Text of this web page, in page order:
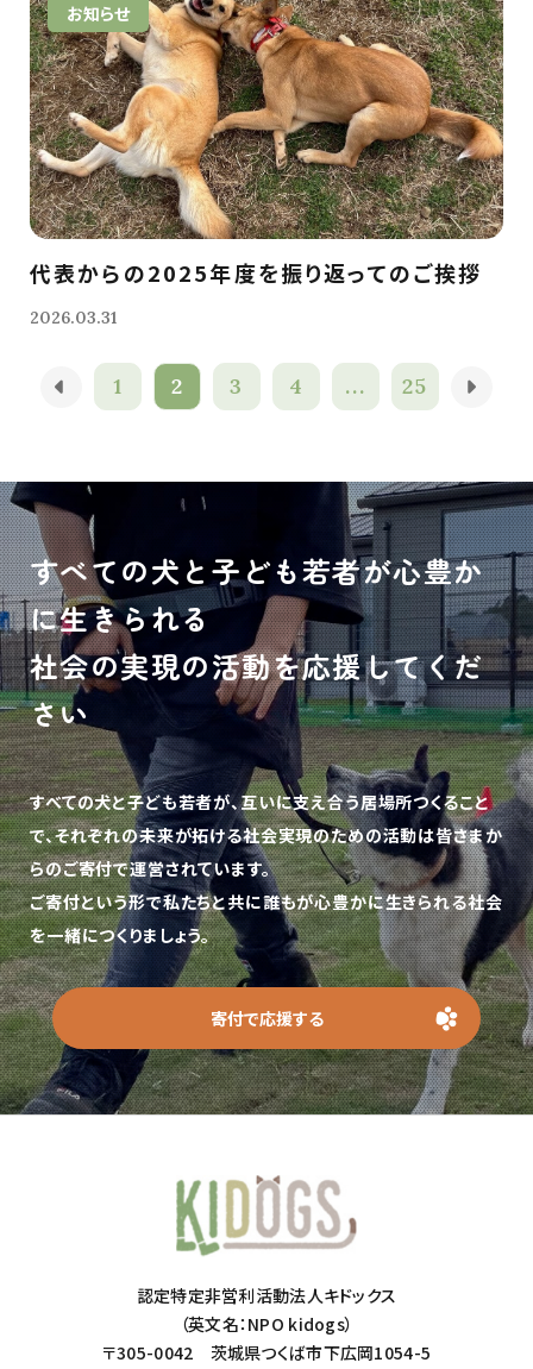
お知らせ
代表からの2025年度を振り返ってのご挨拶
2026.03.31
1 2 3 4 ... 25
すべての犬と子ども若者が心豊か
に生きられる
社会の実現の活動を応援してくだ
さい
すべての犬と子ども若者が、互いに支え合う居場所つくること
で、それぞれの未来が拓ける社会実現のための活動は皆さまか
らのご寄付で運営されています。
ご寄付という形で私たちと共に誰もが心豊かに生きられる社会
を一緒につくりましょう。
寄付で応援する
認定特定非営利活動法人キドックス
（英文名：NPO kidogs）
〒305-0042 茨城県つくば市下広岡1054-5